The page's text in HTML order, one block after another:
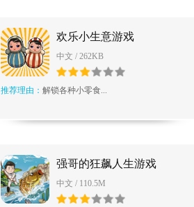
欢乐小生意游戏
中文 / 262KB
推荐理由： 解锁各种小零食...
强哥的狂飙人生游戏
中文 / 110.5M